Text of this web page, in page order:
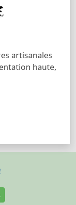
artisanales
haute,